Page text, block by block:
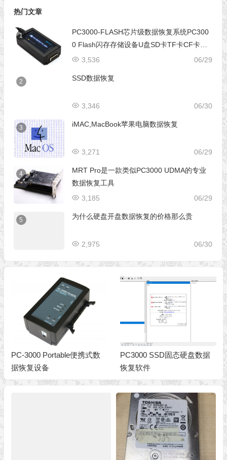
热门文章
1
PC3000-FLASH芯片级数据恢复系统PC300
0 Flash闪存存储设备U盘SD卡TF卡CF卡芯
片级数据恢复设备
06/29
3,536
2 SSD数据恢复
06/30
3,346
3 iMAC,MacBook苹果电脑数据恢复
06/29
3,271
4
MRT Pro是一款类似PC3000 UDMA的专业
数据恢复工具
06/29
3,185
5 为什么硬盘开盘数据恢复的价格那么贵
06/30
2,975
PC-3000 Portable便携式数
据恢复设备
PC3000 SSD固态硬盘数据
恢复软件